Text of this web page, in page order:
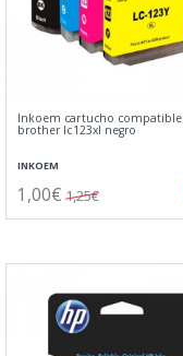
Inkoem cartucho compatible
brother lc123xl negro
INKOEM
1,00€ 1,25€